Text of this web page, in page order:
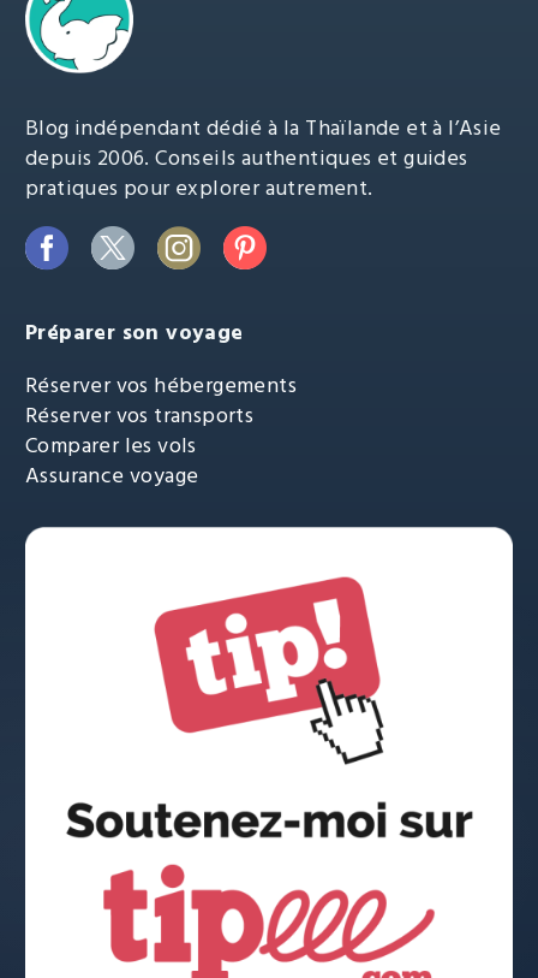
Blog indépendant dédié à la Thaïlande et à l’Asie
depuis 2006. Conseils authentiques et guides
pratiques pour explorer autrement.
Préparer son voyage
Réserver vos hébergements
Réserver vos transports
Comparer les vols
Assurance voyage